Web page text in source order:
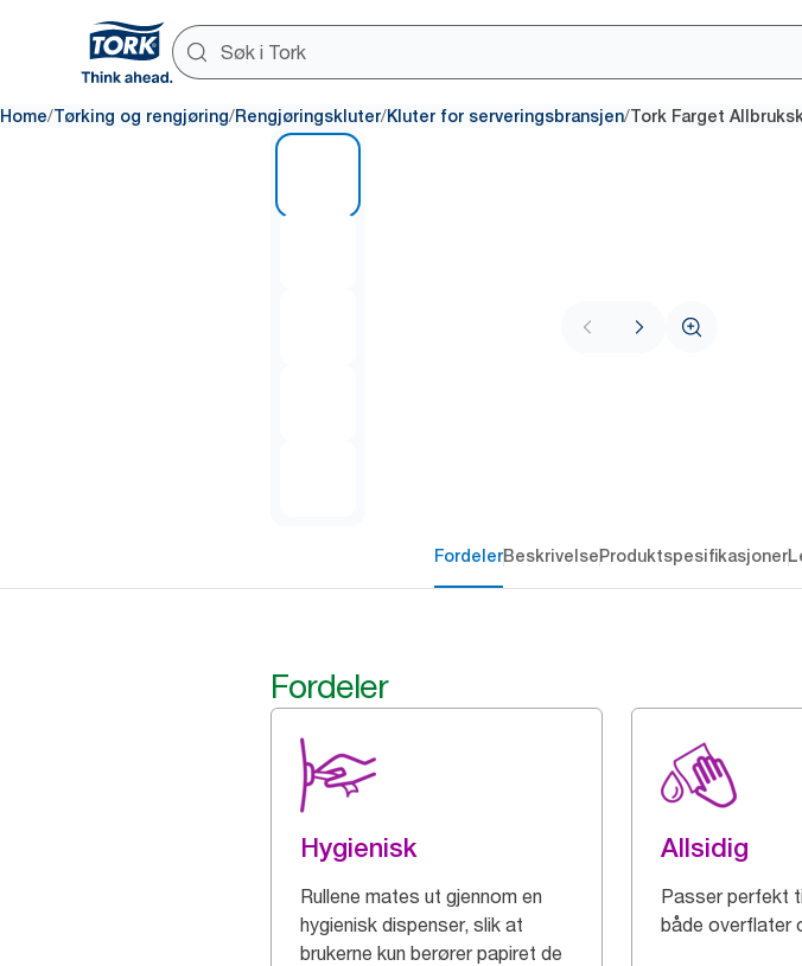
Home/Tørking og rengjøring/Rengjøringskluter/Kluter for serveringsbransjen/Tork Farget
FordelerBeskrivelseProduktspesifikasjoner
Fordeler
Hygienisk
Rullene mates ut gjennom en
hygienisk dispenser, slik at
brukerne kun berører papiret de
Allsidig
Passer perfekt
både overflater